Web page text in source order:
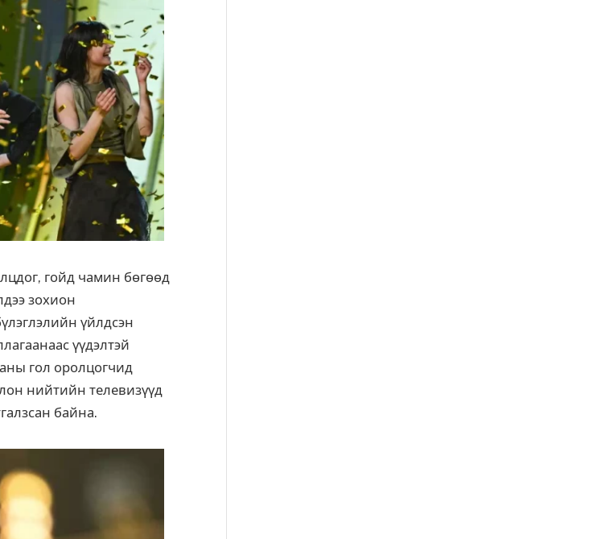
гойд чамин бөгөөд
зохион
үйлдсэн
үүдэлтэй
гол оролцогчид
нийтийн телевизүүд
байна.